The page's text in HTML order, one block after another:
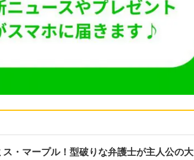
ス・マープル！型破りな弁護士が主人公の大